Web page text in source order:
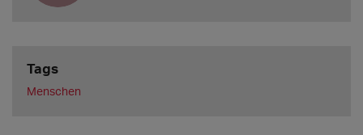
Tags
Menschen